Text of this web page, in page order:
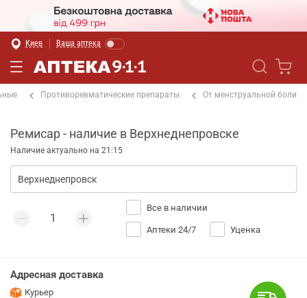
Киев Ваша аптека
Противоревматические препараты От менструальной боли
Ремисар - наличие в Верхнеднепровске
Наличие актуально на 21:15
Все в наличии
Аптеки 24/7 Уценка
Адресная доставка
Курьер